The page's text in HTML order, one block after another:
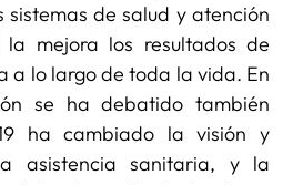
de salud y atención
mejora los resultados de
a lo largo de toda la vida. En
se ha debatido también
ha cambiado la visión y
asistencia sanitaria, y la